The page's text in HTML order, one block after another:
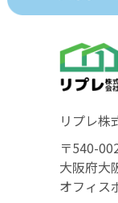
リプレ株
〒540-
大阪府大
オフィス